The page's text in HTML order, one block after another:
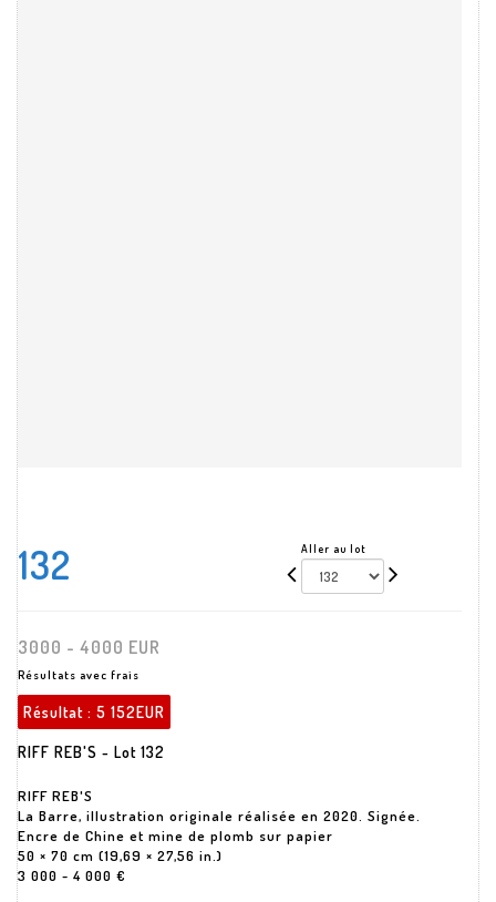
132 Aller au lot
3000 - 4000 EUR
Résultats avec frais
Résultat : 5 152EUR
RIFF REB'S - Lot 132
RIFF REB'S
La Barre, illustration originale réalisée en 2020. Signée.
Encre de Chine et mine de plomb sur papier
50 × 70 cm (19,69 × 27,56 in.)
3 000 - 4 000 €